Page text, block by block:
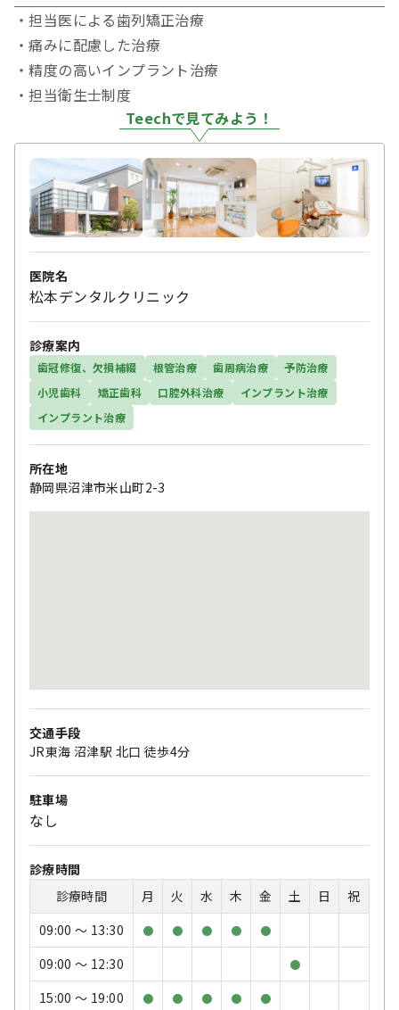
・担当医による歯列矯正治療
・痛みに配慮した治療
・精度の高いインプラント治療
・担当衛生士制度
Teechで見てみよう！
医院名
松本デンタルクリニック
診療案内
歯冠修復、欠損補綴 根管治療 歯周病治療
予防治療
小児歯科
矯正歯科 口腔外科治療
インプラント治療
インプラント治療
所在地
静岡県沼津市米山町2-3
交通手段
JR東海 沼津駅 北口 徒歩4分
駐車場
なし
診療時間
診療時間
月 火 水 木 金 土 日
祝
09:00 〜 13:30
● ● ● ● ●
09:00 〜 12:30 ●
15:00 〜 19:00 ● ● ● ● ●